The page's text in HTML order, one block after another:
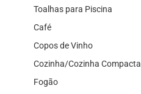
Toalhas para Piscina
Café
Copos de Vinho
Cozinha/Cozinha Compacta
Fogão